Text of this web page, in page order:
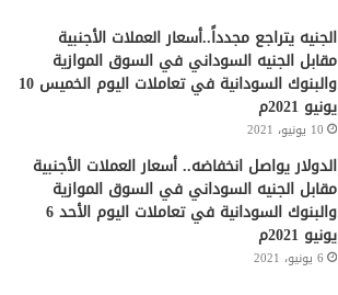
الجنيه يتراجع مجدداً..أسعار العملات الأجنبية
مقابل الجنيه السوداني في السوق الموازية
والبنوك السودانية في تعاملات اليوم الخميس 10
يونيو 2021م
10 يونيو، 2021
الدولار يواصل انخفاضه.. أسعار العملات الأجنبية
مقابل الجنيه السوداني في السوق الموازية
والبنوك السودانية في تعاملات اليوم الأحد 6
يونيو 2021م
6 يونيو، 2021